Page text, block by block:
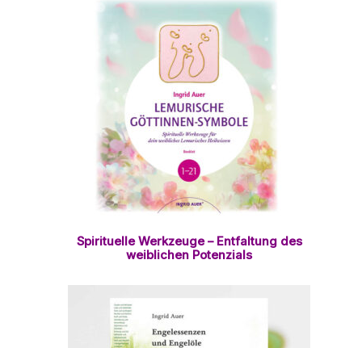
Spirituelle Werkzeuge – Entfaltung des
weiblichen Potenzials